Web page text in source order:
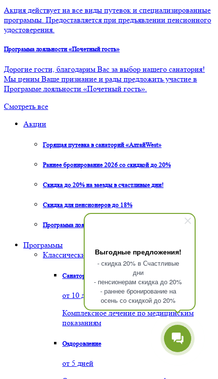
Выгодные предложения!
- скидка 20% в Счастливые
дни
- пенсионерам скидка до 20%
- раннее бронирование на
осень со скидкой до 20%
Акция действует на все виды путевок и специализированные
программы. Предоставляется при предъявлении пенсионного
удостоверения.
Программа лояльности «Почетный гость»
Дорогие гости, благодарим Вас за выбор нашего санатория!
Мы ценим Ваше признание и рады предложить участие в
Программе лояльности «Почетный гость».
Смотреть все
Акции
Горящая путевка в санаторий «АлтайWest»
Раннее бронирование 2026 со скидкой до 20%
Скидка до 20% на заезды в счастливые дни!
Скидка для пенсионеров до 18%
Программа лояльности «Почетный гость»
Программы
Классические программы
Санаторно-курортное лечение
от 10 дней
Комплексное лечение по медицинским
показаниям
Оздоровление
от 5 дней